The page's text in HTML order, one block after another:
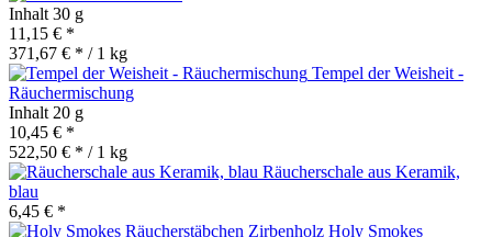
Inhalt 30 g
11,15 € *
371,67 € * / 1 kg
Tempel der Weisheit -
Räuchermischung
Inhalt 20 g
10,45 € *
522,50 € * / 1 kg
Räucherschale aus Keramik,
blau
6,45 € *
Holy Smokes